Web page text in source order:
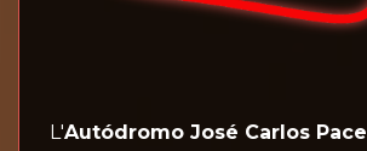
L'Autódromo José Carlos Pace